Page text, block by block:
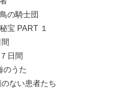
の騎士団
宝 PART １
日間
のうた
ない患者たち